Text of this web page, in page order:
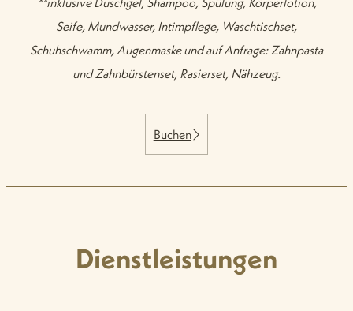
Seife, Mundwasser, Intimpflege, Waschtischset,
Schuhschwamm, Augenmaske und auf Anfrage: Zahnpasta
und Zahnbürstenset, Rasierset, Nähzeug.
Buchen
Dienstleistungen